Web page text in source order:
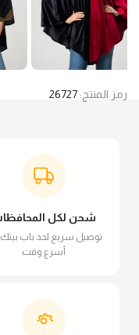
رمز المنتج: 26727
شحن لكل
توصيل سريع لحد باب
أسرع وقت